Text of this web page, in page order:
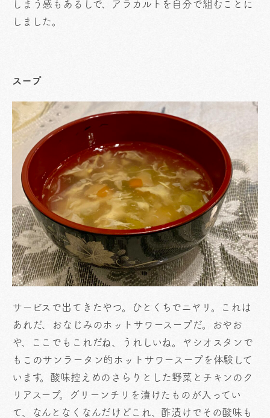
しまう感もあるしで、アラカルトを自分で組むことに
しました。
スープ
サービスで出てきたやつ。ひとくちでニヤリ。これは
あれだ、おなじみのホットサワースープだ。おやお
や、ここでもこれだね、うれしいね。ヤシオスタンで
もこのサンラータン的ホットサワースープを体験して
います。酸味控えめのさらりとした野菜とチキンのク
リアスープ。グリーンチリを漬けたものが入ってい
て、なんとなくなんだけどこれ、酢漬けでその酸味も